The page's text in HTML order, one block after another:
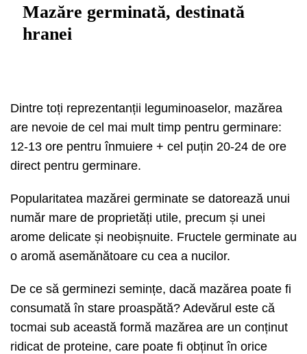
Mazăre germinată, destinată
hranei
Dintre toți reprezentanții leguminoaselor, mazărea
are nevoie de cel mai mult timp pentru germinare:
12-13 ore pentru înmuiere + cel puțin 20-24 de ore
direct pentru germinare.
Popularitatea mazărei germinate se datorează unui
număr mare de proprietăți utile, precum și unei
arome delicate și neobișnuite. Fructele germinate au
o aromă asemănătoare cu cea a nucilor.
De ce să germinezi semințe, dacă mazărea poate fi
consumată în stare proaspătă? Adevărul este că
tocmai sub această formă mazărea are un conținut
ridicat de proteine, care poate fi obținut în orice